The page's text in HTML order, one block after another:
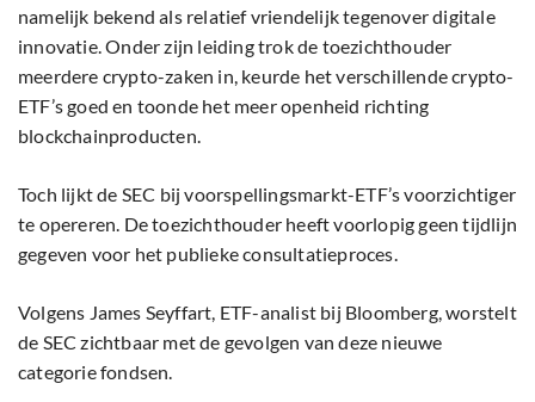
namelijk bekend als relatief vriendelijk tegenover digitale
innovatie. Onder zijn leiding trok de toezichthouder
meerdere crypto-zaken in, keurde het verschillende crypto-
ETF’s goed en toonde het meer openheid richting
blockchainproducten.
Toch lijkt de SEC bij voorspellingsmarkt-ETF’s voorzichtiger
te opereren. De toezichthouder heeft voorlopig geen tijdlijn
gegeven voor het publieke consultatieproces.
Volgens James Seyffart, ETF-analist bij Bloomberg, worstelt
de SEC zichtbaar met de gevolgen van deze nieuwe
categorie fondsen.